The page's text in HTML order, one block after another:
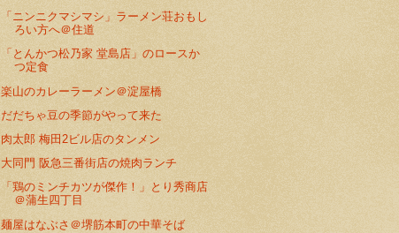
「ニンニクマシマシ」ラーメン荘おもし
ろい方へ＠住道
「とんかつ松乃家 堂島店」のロースか
つ定食
楽山のカレーラーメン＠淀屋橋
だだちゃ豆の季節がやって来た
肉太郎 梅田2ビル店のタンメン
大同門 阪急三番街店の焼肉ランチ
「鶏のミンチカツが傑作！」とり秀商店
＠蒲生四丁目
麺屋はなぶさ＠堺筋本町の中華そば